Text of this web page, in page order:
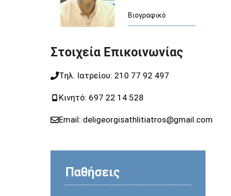
Σωλήνα Γόνατο Δρομέα
Κινητοποίησης
Ορθοπαιδική
Ορθοπαιδική
Βιογραφικό
Στοιχεία Επικοινωνίας
Tηλ. Ιατρείου: 210 77 92 497
Κινητό: 697 22 14 528
Email: deligeorgisathlitiatros@gmail.com
Παθήσεις